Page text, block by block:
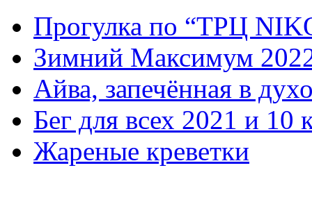
Прогулка по “ТРЦ
Зимний Максимум
Айва, запечённая в
Бег для всех 2021 и 10
Жареные креветки